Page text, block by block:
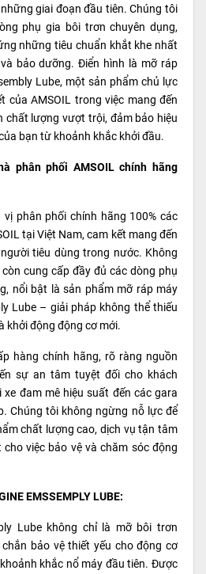
giai đoạn đầu tiên. Chúng tôi
phụ gia bôi trơn chuyên dụng,
những tiêu chuẩn khắt khe nhất
bảo dưỡng. Điển hình là mỡ ráp
Lube, một sản phẩm chủ lực
của AMSOIL trong việc mang đến
chất lượng vượt trội, đảm bảo hiệu
bạn từ khoảnh khắc khởi đầu.
phân phối AMSOIL chính hãng
phân phối chính hãng 100% các
tại Việt Nam, cam kết mang đến
tiêu dùng trong nước. Không
cung cấp đầy đủ các dòng phụ
nổi bật là sản phẩm mỡ ráp máy
Lube – giải pháp không thể thiếu
khởi động động cơ mới.
hàng chính hãng, rõ ràng nguồn
sự an tâm tuyệt đối cho khách
đam mê hiệu suất đến các gara
Chúng tôi không ngừng nỗ lực để
chất lượng cao, dịch vụ tận tâm
việc bảo vệ và chăm sóc động
EMSSEMPLY LUBE:
Lube không chỉ là mỡ bôi trơn
bảo vệ thiết yếu cho động cơ
khắc nổ máy đầu tiên. Được